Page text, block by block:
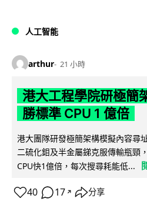
人工智能
arthur 21 小時
港大工程學院研極簡
勝標準 CPU 1 億倍
港大團隊研發極簡架構模擬內容尋
二硫化鉬及半金屬銻克服傳輸瓶頸
CPU快1億倍，每次搜尋耗能低...
40 17 ↗ 分享